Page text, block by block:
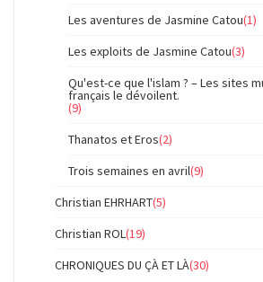
Les aventures de Jasmine Catou(1)
Les exploits de Jasmine Catou(3)
Qu'est-ce que l'islam ? – Les sites
français le dévoilent.
(9)
Thanatos et Eros(2)
Trois semaines en avril(9)
Christian EHRHART(5)
Christian ROL(19)
CHRONIQUES DU ÇÀ ET LÀ(30)